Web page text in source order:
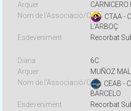
CARNICERO
CTAA -
L'ARBOÇ
Recorbat
6C
MUÑOZ
CEAB -
BARCELO
Recorbat